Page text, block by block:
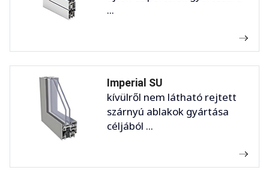
...
Imperial SU
kívülről nem látható rejtett
szárnyú ablakok gyártása
céljából ...